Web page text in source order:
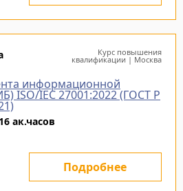
Курс повышения
квалификации | Москва
информационной
ISO/IEC 27001:2022 (ГОСТ Р
16 ак.часов
Подробнее